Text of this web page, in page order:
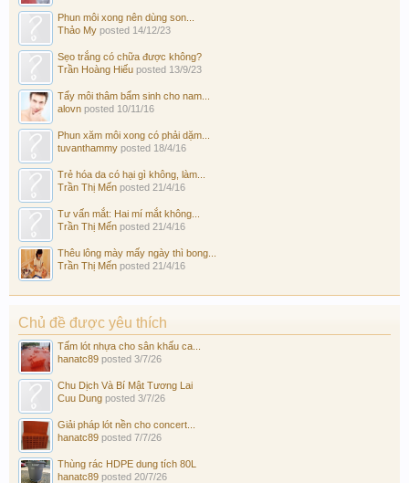
Phun môi xong nên dùng son...
Thảo My posted 14/12/23
Sẹo trắng có chữa được không?
Trần Hoàng Hiếu posted 13/9/23
Tẩy môi thâm bẩm sinh cho nam...
alovn posted 10/11/16
Phun xăm môi xong có phải dặm...
tuvanthammy posted 18/4/16
Trẻ hóa da có hại gì không, làm...
Trần Thị Mến posted 21/4/16
Tư vấn mắt: Hai mí mắt không...
Trần Thị Mến posted 21/4/16
Thêu lông mày mấy ngày thì bong...
Trần Thị Mến posted 21/4/16
Chủ đề được yêu thích
Tấm lót nhựa cho sân khấu ca...
hanatc89 posted 3/7/26
Chu Dịch Và Bí Mật Tương Lai
Cuu Dung posted 3/7/26
Giải pháp lót nền cho concert...
hanatc89 posted 7/7/26
Thùng rác HDPE dung tích 80L
hanatc89 posted 20/7/26